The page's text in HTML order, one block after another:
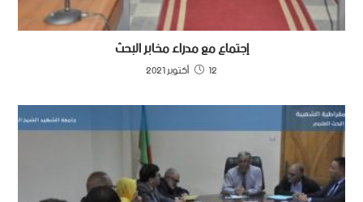
إجتماع مع مدراء مخابر البحث
12 أكتوبر 2021